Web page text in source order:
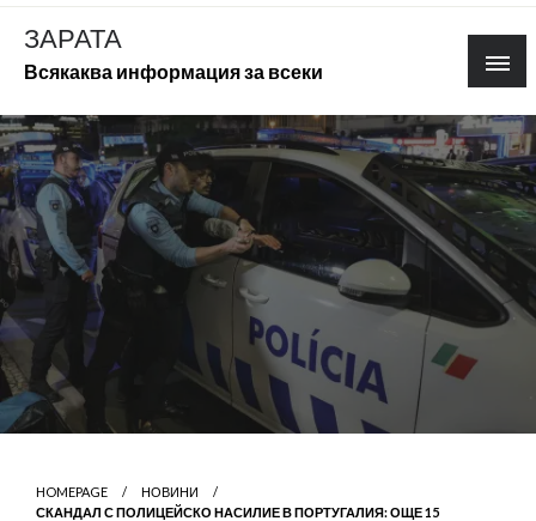
Skip
content
ЗАРАТА
Всякаква информация за всеки
HOMEPAGE
НОВИНИ
СКАНДАЛ С ПОЛИЦЕЙСКО НАСИЛИЕ В ПОРТУГАЛИЯ: ОЩЕ 15